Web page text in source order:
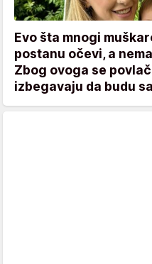
Evo šta mnogi
postanu očevi, a
Zbog ovoga se
izbegavaju da budu